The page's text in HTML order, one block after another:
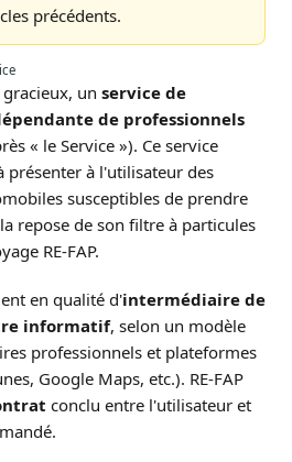
précédents.
gracieux, un service de
de professionnels
« le Service »). Ce service
présenter à l'utilisateur des
susceptibles de prendre
repose de son filtre à particules
RE-FAP.
en qualité d'intermédiaire de
informatif, selon un modèle
professionnels et plateformes
Google Maps, etc.). RE-FAP
conclu entre l'utilisateur et